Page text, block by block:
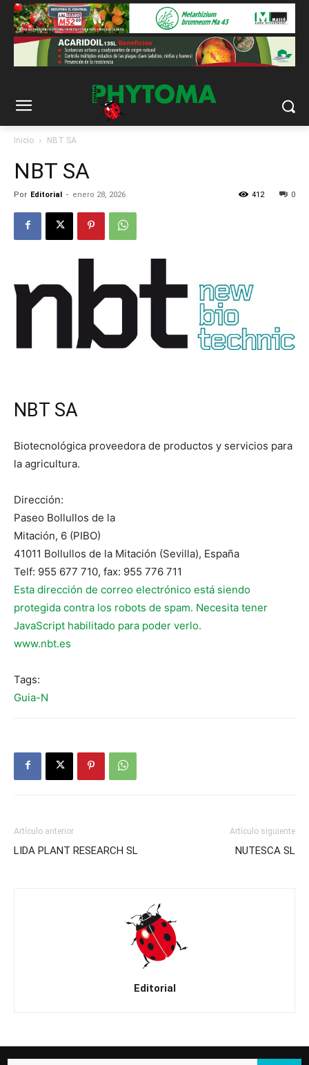
Inicio NBT SA
NBT SA
Por Editorial - enero 28, 2026 0
412
NBT SA
Biotecnológica proveedora de productos y servicios para
la agricultura.
Dirección:
Paseo Bollullos de la
Mitación, 6 (PIBO)
41011 Bollullos de la Mitación (Sevilla), España
Telf: 955 677 710, fax: 955 776 711
Esta dirección de correo electrónico está siendo
protegida contra los robots de spam. Necesita tener
JavaScript habilitado para poder verlo.
www.nbt.es
Tags:
Guia-N
Artículo anterior
LIDA PLANT RESEARCH SL
Artículo siguiente
NUTESCA SL
Editorial